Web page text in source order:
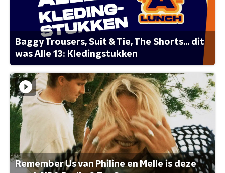
Baggy Trousers, Suit & Tie, The Shorts... dit
was Alle 13: Kledingstukken
Remember Us van Philine en Melle is deze